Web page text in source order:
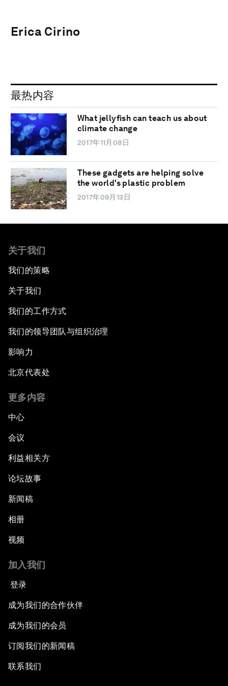
Erica Cirino
最热内容
What jellyfish can teach us about
climate change
2017年11月08日
These gadgets are helping solve
the world's plastic problem
2017年09月13日
关于我们
我们的策略
关于我们
我们的工作方式
我们的领导团队与组织治理
影响力
北京代表处
更多内容
中心
会议
利益相关方
论坛故事
新闻稿
相册
视频
加入我们
登录
成为我们的合作伙伴
成为我们的会员
订阅我们的新闻稿
联系我们